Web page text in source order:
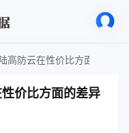
高防云在性价比方面的差异
价比方面的差异